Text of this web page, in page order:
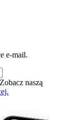
e-mail.
naszą